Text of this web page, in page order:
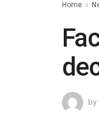
Home
by